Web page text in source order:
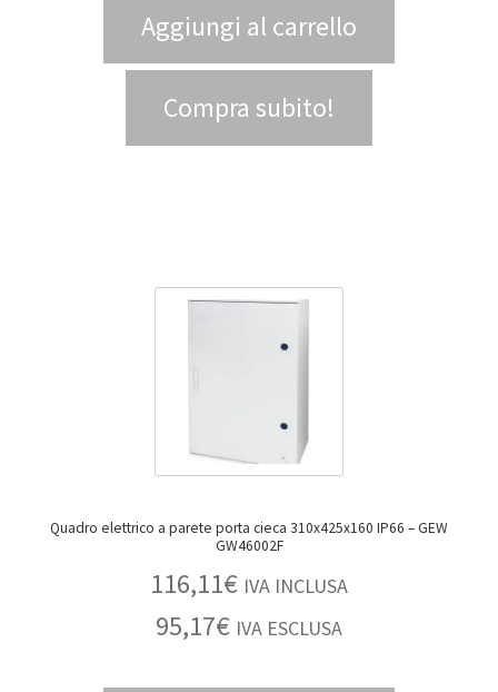
Aggiungi al carrello
Compra subito!
Quadro elettrico a parete porta cieca 310x425x160 IP66 – GEW
GW46002F
116,11€ IVA INCLUSA
95,17€ IVA ESCLUSA